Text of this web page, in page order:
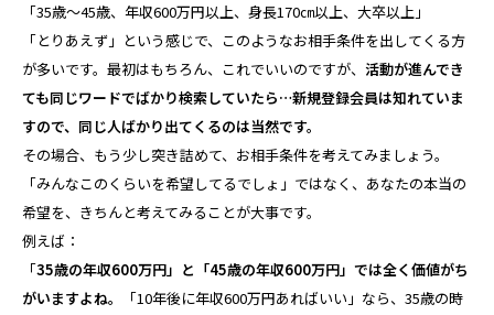
「35歳～45歳、年収600万円以上、身長170㎝以上、大卒以上」
「とりあえず」という感じで、このようなお相手条件を出してくる方
が多いです。最初はもちろん、これでいいのですが、 活動が進んでき
ても同じワードでばかり検索していたら…新規登録会員は知れていま
すので、同じ人ばかり出てくるのは当然です。
その場合、もう少し突き詰めて、お相手条件を考えてみましょう。
「みんなこのくらいを希望してるでしょ」ではなく、あなたの本当の
希望を、きちんと考えてみることが大事です。
例えば：
「35歳の年収600万円」と「45歳の年収600万円」では全く価値がち
がいますよね。
「10年後に年収600万円あればいい」なら、35歳の時